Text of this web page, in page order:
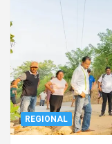
REGIONAL